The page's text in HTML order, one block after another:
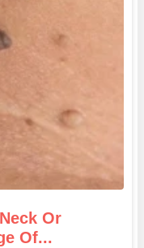
Or
Of...